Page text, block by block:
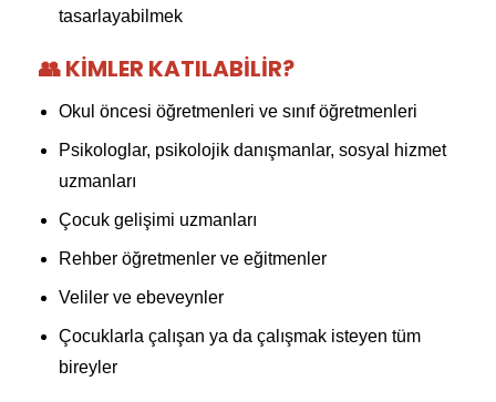
tasarlayabilmek
👥 KIMLER KATILABILIR?
Okul öncesi öğretmenleri ve sınıf öğretmenleri
Psikologlar, psikolojik danışmanlar, sosyal hizmet
uzmanları
Çocuk gelişimi uzmanları
Rehber öğretmenler ve eğitmenler
Veliler ve ebeveynler
Çocuklarla çalışan ya da çalışmak isteyen tüm
bireyler